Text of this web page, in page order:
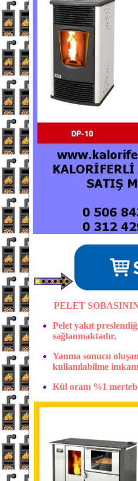
PELET
Pelet yakıt
sağlanmaktadır.
Yanma sonucu
kullanılabilme
Kül oranı %1